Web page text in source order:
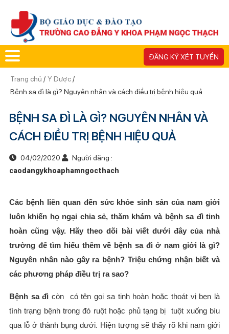
ĐĂNG KÝ XÉT TUYỂN
Trang chủ / Y Dược/
Bệnh sa đì là gì? Nguyên nhân và cách điều trị bệnh hiệu quả
BỆNH SA ĐÌ LÀ GÌ? NGUYÊN NHÂN VÀ
CÁCH ĐIỀU TRỊ BỆNH HIỆU QUẢ
04/02/2020
Người đăng :
caodangykhoaphamngocthach
Các bệnh liên quan đến sức khỏe sinh sản của nam giới
luôn khiến họ ngại chia sẻ, thăm khám và bệnh sa đì tinh
hoàn cũng vậy. Hãy theo dõi bài viết dưới đây của nhà
trường để tìm hiểu thêm về bệnh sa đì ở nam giới là gì?
Nguyên nhân nào gây ra bệnh? Triệu chứng nhận biết và
các phương pháp điều trị ra sao?
Bệnh sa đì còn có tên gọi sa tinh hoàn hoặc thoát vị bẹn là
tình trạng bệnh trong đó ruột hoặc phủ tạng bị tuột xuống bìu
qua lỗ ở thành bụng dưới. Hiện tượng sẽ thấy rõ khi nam giới